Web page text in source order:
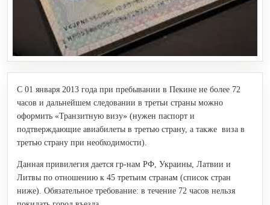
С 01 января 2013 года при пребывании в Пекине не более 72
часов и дальнейшем следовании в третьи страны можно
оформить «Транзитную визу» (нужен паспорт и
подтверждающие авиабилеты в третью страну, а также виза в
третью страну при необходимости).
Данная привилегия дается гр-нам РФ, Украины, Латвии и
Литвы по отношению к 45 третьим странам (список стран
ниже). Обязательное требование: в течение 72 часов нельзя